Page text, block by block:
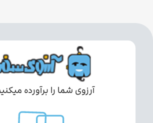
آرزوی شما را برآورده